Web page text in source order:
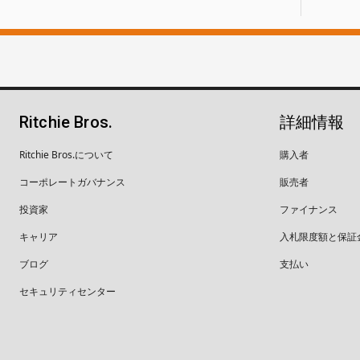
Ritchie Bros.
Ritchie Bros.について
コーポレートガバナンス
投資家
キャリア
ブログ
セキュリティセンター
詳細情報
購入者
販売者
ファイナンス
入札限度額と保証
支払い